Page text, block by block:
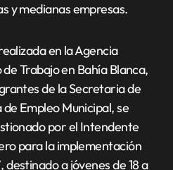
y medianas empresas.
en la Agencia
Trabajo en Bahía Blanca,
de la Secretaria de
Empleo Municipal, se
por el Intendente
para la implementación
destinado a jóvenes de 18 a